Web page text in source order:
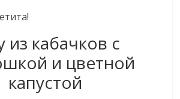
из кабачков с
и цветной
капустой